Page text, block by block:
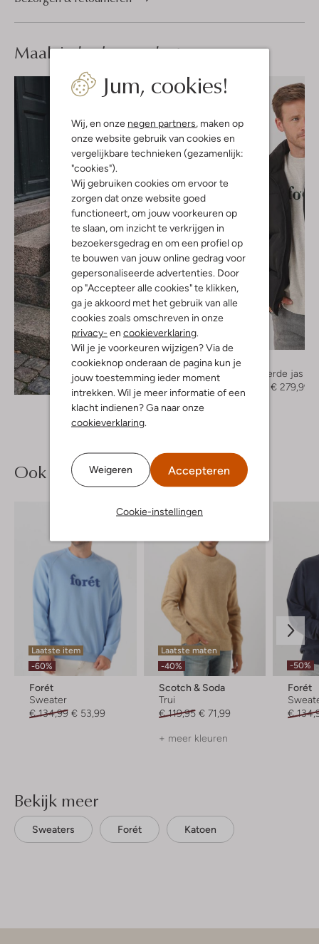
Jum, cookies!
Wij, en onze negen partners , maken op
onze website gebruik van cookies en
vergelijkbare technieken (gezamenlijk:
"cookies").
Wij gebruiken cookies om ervoor te
zorgen dat onze website goed
functioneert, om jouw voorkeuren op
te slaan, om inzicht te verkrijgen in
bezoekersgedrag en om een profiel op
te bouwen van jouw online gedrag voor
gepersonaliseerde advertenties. Door
op "Accepteer alle cookies" te klikken,
ga je akkoord met het gebruik van alle
cookies zoals omschreven in onze
privacy- en cookieverklaring
Wil je je voorkeuren wijzigen? Via de
cookieknop onderaan de pagina kun je
jouw toestemming ieder moment
intrekken. Wil je meer informatie of een
klacht indienen? Ga naar onze
cookieverklaring
Weigeren Accepteren
Cookie-instellingen
Maak jelook compleet
Ontdek de look
Forét
Gewatteerde jas
€ 279,99
Ook iets voor jou?
Laatste item
-60%
Forét
Sweater
€ 134,99 € 53,99
Laatste maten
-40%
Scotch & Soda
Trui
€ 119,95 € 71,99
+ meer kleuren
-50%
Forét
€
Bekijk meer
Sweaters Forét Katoen